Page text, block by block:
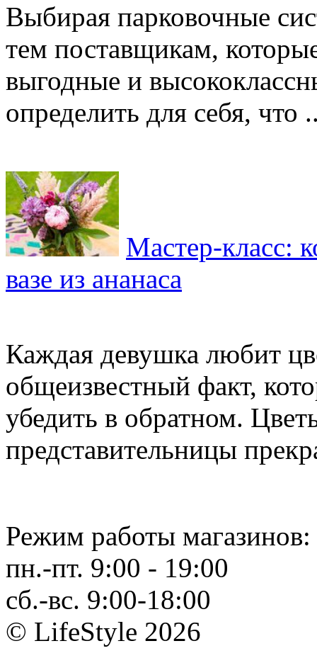
Выбирая парковочные
тем поставщикам,
выгодные и
определить для себя, что
Мастер-класс:
вазе из ананаса
Каждая девушка любит
общеизвестный факт,
убедить в обратном.
представительницы
Режим работы магазинов:
пн.-пт. 9:00 - 19:00
сб.-вс. 9:00-18:00
© LifeStyle 2026